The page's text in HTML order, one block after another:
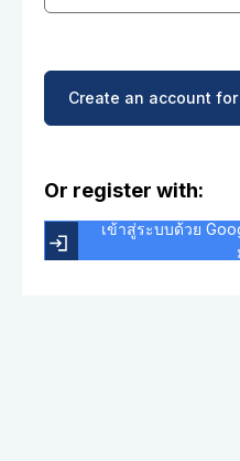
Create an account
Or register with:
เข้าสู่ระบบด้วย